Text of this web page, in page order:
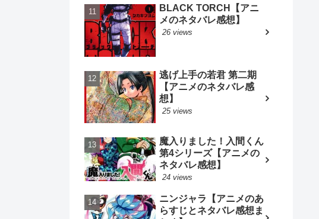
BLACK TORCH【アニ
メのネタバレ感想】
26 views
逃げ上手の若君 第二期
【アニメのネタバレ感
想】
25 views
魔入りました！入間くん
第4シリーズ【アニメの
ネタバレ感想】
24 views
ニンジャラ【アニメのあ
らすじとネタバレ感想ま